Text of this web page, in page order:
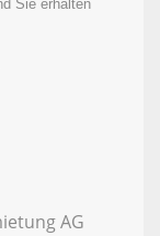
Sie erhalten
AG